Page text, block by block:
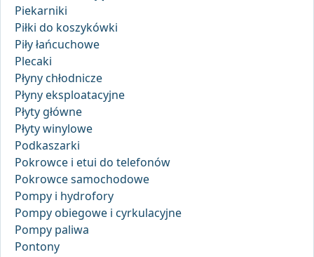
Piekarniki
Piłki do koszykówki
Piły łańcuchowe
Plecaki
Płyny chłodnicze
Płyny eksploatacyjne
Płyty główne
Płyty winylowe
Podkaszarki
Pokrowce i etui do telefonów
Pokrowce samochodowe
Pompy i hydrofory
Pompy obiegowe i cyrkulacyjne
Pompy paliwa
Pontony